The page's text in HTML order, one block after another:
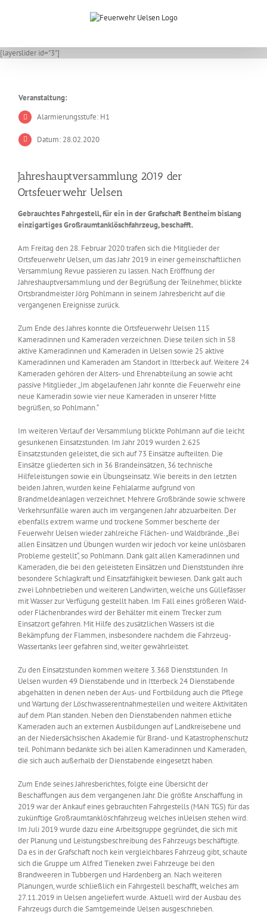
[layerslider id="3"]
Veranstaltung:
Alarmierungsstufe: H1
Datum: 28.02.2020
Jahreshauptversammlung 2019 der
Ortsfeuerwehr Uelsen
Gebrauchtes Fahrgestell, für ein in der Grafschaft Bentheim bislang
einzigartiges Großraumtanklöschfahrzeug, beschafft.
Am Freitag den 28. Februar 2020 trafen sich die Mitglieder der
Ortsfeuerwehr Uelsen, um das Jahr 2019 in einer gemeinschaftlichen
Versammlung Revue passieren zu lassen. Nach Eröffnung der
Jahreshauptversammlung und der Begrüßung der Teilnehmer, blickte
Ortsbrandmeister Jörg Pohlmann in seinem Jahresbericht auf die
vergangenen Ereignisse zurück.
Zum Ende des Jahres konnte die Ortsfeuerwehr Uelsen 115
Kameradinnen und Kameraden verzeichnen. Diese teilen sich in 58
aktive Kameradinnen und Kameraden in Uelsen sowie 25 aktive
Kameradinnen und Kameraden am Standort in Itterbeck auf. Weitere 24
Kameraden gehören der Alters- und Ehrenabteilung an sowie acht
passive Mitglieder. „Im abgelaufenen Jahr konnte die Feuerwehr eine
neue Kameradin sowie vier neue Kameraden in unserer Mitte
begrüßen, so Pohlmann.“
Im weiteren Verlauf der Versammlung blickte Pohlmann auf die leicht
gesunkenen Einsatzstunden. Im Jahr 2019 wurden 2.625
Einsatzstunden geleistet, die sich auf 73 Einsätze aufteilten. Die
Einsätze gliederten sich in 36 Brandeinsätzen, 36 technische
Hilfeleistungen sowie ein Übungseinsatz. Wie bereits in den letzten
beiden Jahren, wurden keine Fehlalarme aufgrund von
Brandmeldeanlagen verzeichnet. Mehrere Großbrände sowie schwere
Verkehrsunfälle waren auch im vergangenen Jahr abzuarbeiten. Der
ebenfalls extrem warme und trockene Sommer bescherte der
Feuerwehr Uelsen wieder zahlreiche Flächen- und Waldbrände. „Bei
allen Einsätzen und Übungen wurden wir jedoch vor keine unlösbaren
Probleme gestellt“, so Pohlmann. Dank galt allen Kameradinnen und
Kameraden, die bei den geleisteten Einsätzen und Dienststunden ihre
besondere Schlagkraft und Einsatzfähigkeit bewiesen. Dank galt auch
zwei Lohnbetrieben und weiteren Landwirten, welche uns Güllefässer
mit Wasser zur Verfügung gestellt haben. Im Fall eines größeren Wald-
oder Flächenbrandes wird der Behälter mit einem Trecker zum
Einsatzort gefahren. Mit Hilfe des zusätzlichen Wassers ist die
Bekämpfung der Flammen, insbesondere nachdem die Fahrzeug-
Wassertanks leer gefahren sind, weiter gewährleistet.
Zu den Einsatzstunden kommen weitere 3.368 Dienststunden. In
Uelsen wurden 49 Dienstabende und in Itterbeck 24 Dienstabende
abgehalten in denen neben der Aus- und Fortbildung auch die Pflege
und Wartung der Löschwasserentnahmestellen und weitere Aktivitäten
auf dem Plan standen. Neben den Dienstabenden nahmen etliche
Kameraden auch an externen Ausbildungen auf Landkreisebene und
an der Niedersächsischen Akademie für Brand- und Katastrophenschutz
teil. Pohlmann bedankte sich bei allen Kameradinnen und Kameraden,
die sich auch außerhalb der Dienstabende eingesetzt haben.
Zum Ende seines Jahresberichtes, folgte eine Übersicht der
Beschaffungen aus dem vergangenen Jahr. Die größte Anschaffung in
2019 war der Ankauf eines gebrauchten Fahrgestells (MAN TGS) für das
zukünftige Großraumtanklöschfahrzeug welches inUelsen stehen wird.
Im Juli 2019 wurde dazu eine Arbeitsgruppe gegründet, die sich mit
der Planung und Leistungsbeschreibung des Fahrzeugs beschäftigte.
Da es in der Grafschaft noch kein vergleichbares Fahrzeug gibt, schaute
sich die Gruppe um Alfred Tieneken zwei Fahrzeuge bei den
Brandweeren in Tubbergen und Hardenberg an. Nach weiteren
Planungen, wurde schließlich ein Fahrgestell beschafft, welches am
27.11.2019 in Uelsen angeliefert wurde. Aktuell wird der Ausbau des
Fahrzeugs durch die Samtgemeinde Uelsen ausgeschrieben.